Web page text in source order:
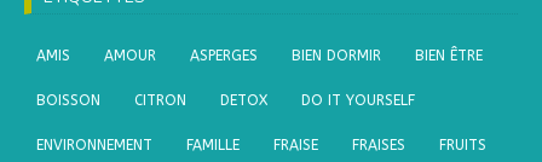
AMIS AMOUR ASPERGES BIEN DORMIR BIEN ÊTRE
BOISSON CITRON DETOX DO IT YOURSELF
ENVIRONNEMENT FAMILLE FRAISE FRAISES FRUITS